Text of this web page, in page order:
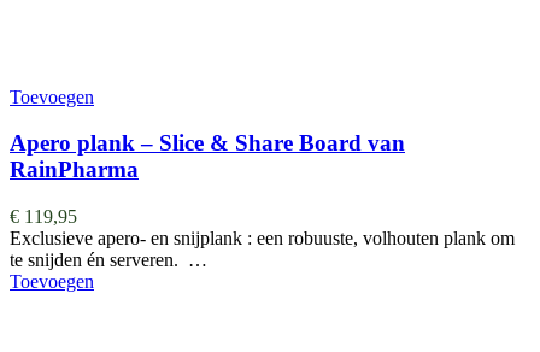
Toevoegen
Apero plank – Slice & Share Board van
RainPharma
€ 119,95
Exclusieve apero- en snijplank : een robuuste, volhouten plank om
te snijden én serveren. …
Toevoegen